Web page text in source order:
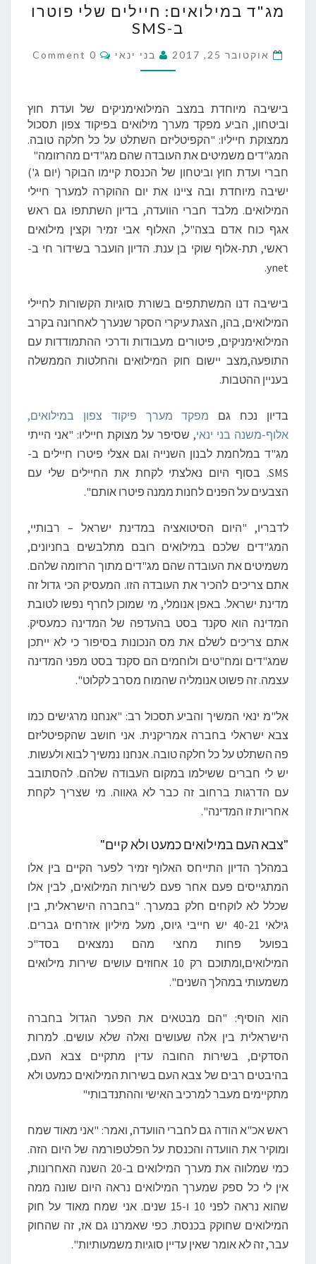
ג
"
ב
מ
ל
ו
א
י
ם
ח
י
י
ל
ל
י
פ
ט
ב
-
M
S
מג"ד במילואים: חיילים שלי פוטרו
ב-SMS
אוקטובר 25, 2017 בני ינאי
C
O
S
0 Comment
בישיבה מיוחדת במצב המילואימניקים של ועדת חוץ
וביטחון, הביע מפקד מערך מילואים בפיקוד צפון תסכול
ממצוקת חייליו: "הקפיטליזם השתלט על כל חלקה טובה.
המג"דים משמיטים את העובדה שהם מג"דים מהרזומה"
חברי ועדת חוץ וביטחון של הכנסת קיימו הבוקר (יום ג')
ישיבה מיוחדת ובה ציינו את יום ההוקרה למערך חיילי
המילואים. מלבד חברי הוועדה, בדיון השתתפו גם ראש
אגף כוח אדם בצה"ל, האלוף אבי זמיר וקצין מילואים
ראשי, תת-אלוף שוקי בן ענת. הדיון הועבר בשידור חי ב-
ynet.
בישיבה דנו המשתתפים בשורת סוגיות הקשורות לחיילי
המילואים, בהן, הצגת עיקרי הסקר שנערך לאחרונה בקרב
המילואימניקים, פיטורים מעבודות ודרכי ההתמודדות עם
התופעה,מצב יישום חוק המילואים והחלטות הממשלה
בעניין ההטבות.
בדיון נכח גם
מפקד מערך פיקוד צפון במילואים,
אלוף-משנה בני ינאי, שסיפר על מצוקת חייליו: "אני הייתי
מג"ד במלחמת לבנון השנייה וגם אצלי פיטרו חיילים ב-
SMS. בסוף היום נאלצתי לקחת את החיילים שלי עם
הצבעים על הפנים לחנות ממנה פיטרו אותם".
לדבריו, "היום הסיטואציה במדינת ישראל – רבותיי,
המג"דים שלכם במילואים רובם מתלבשים בחניונים,
משמיטים את העובדה שהם מג"דים מתוך הרזומה שלהם.
אתם צריכים להכיר את העובדה הזו. המעסיק הכי גדול זה
מדינת ישראל. באפן אנומלי, מי שמוכן לחרף נפשו לטובת
המדינה הוא סקנד בסט בהעדפה של המדינה כמעסיק.
אתם צריכים לשלם את מס הנכונות בסיפור כי לא ייתכן
שמג"דים ומח"טים ולוחמים הם סקנד בסט מפני המדינה
עצמה. זה פשוט אנומליה שהמוח מסרב לקלוט".
אל"מ ינאי המשיך והביע תסכול רב: "אנחנו מרגישים כמו
צבא ישראלי בחברה אמריקנית. אני חושב שהקפיטליזם
פה השתלט על כל חלקה טובה. אנחנו נמשיך לבוא ולעשות.
יש לי חברים ששילמו במקום העבודה שלהם. להסתובב
עם הדרגות ברחוב זה כבר לא גאווה. מי שצריך לקחת
אחריות זו המדינה".
"צבא העם במילואים כמעט ולא קיים"
במהלך הדיון התייחס האלוף זמיר לפער הקיים בין אלו
המתגייסים פעם אחר פעם לשירות המילואים, לבין אלו
שכלל לא לוקחים חלק במערך. "בחברה הישראלית, בין
גילאי 40-21 יש חייבי גיוס, מעל מיליון אזרחים גברים.
בפועל פחות מחצי מהם נמצאים בסד"כ
המילואים,ומתוכם רק 10 אחוזים עושים שירות מילואים
משמעותי במהלך השנים".
הוא הוסיף: "הם מבטאים את הפער הגדול בחברה
הישראלית בין אלה שעושים ואלה שלא עושים. למרות
הסדקים, בשירות החובה עדין מתקיים צבא העם,
בהיבטים רבים של צבא העם בשירות המילואים כמעט ולא
מתקיימים מעבר למרכיב האישי וההתנדבותי"
ראש אכ"א הודה גם לחברי הוועדה, ואמר: "אני מאוד שמח
ומוקיר את הוועדה והכנסת על הפלטפורמה של היום הזה.
כמי שמלווה את מערך המילואים ב-20 השנה האחרונות,
אין לי כל ספק שמערך המילואים נראה היום שונה ממה
שהוא נראה לפני 10 ו-15 שנים. אני שמח מאוד על חוק
המילואים שחוקק בכנסת. כפי שאמרנו גם אז, זה שהחוק
עבר, זה לא אומר שאין עדיין סוגיות משמעותיות".